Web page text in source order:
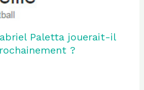
Paletta jouerait-il
?